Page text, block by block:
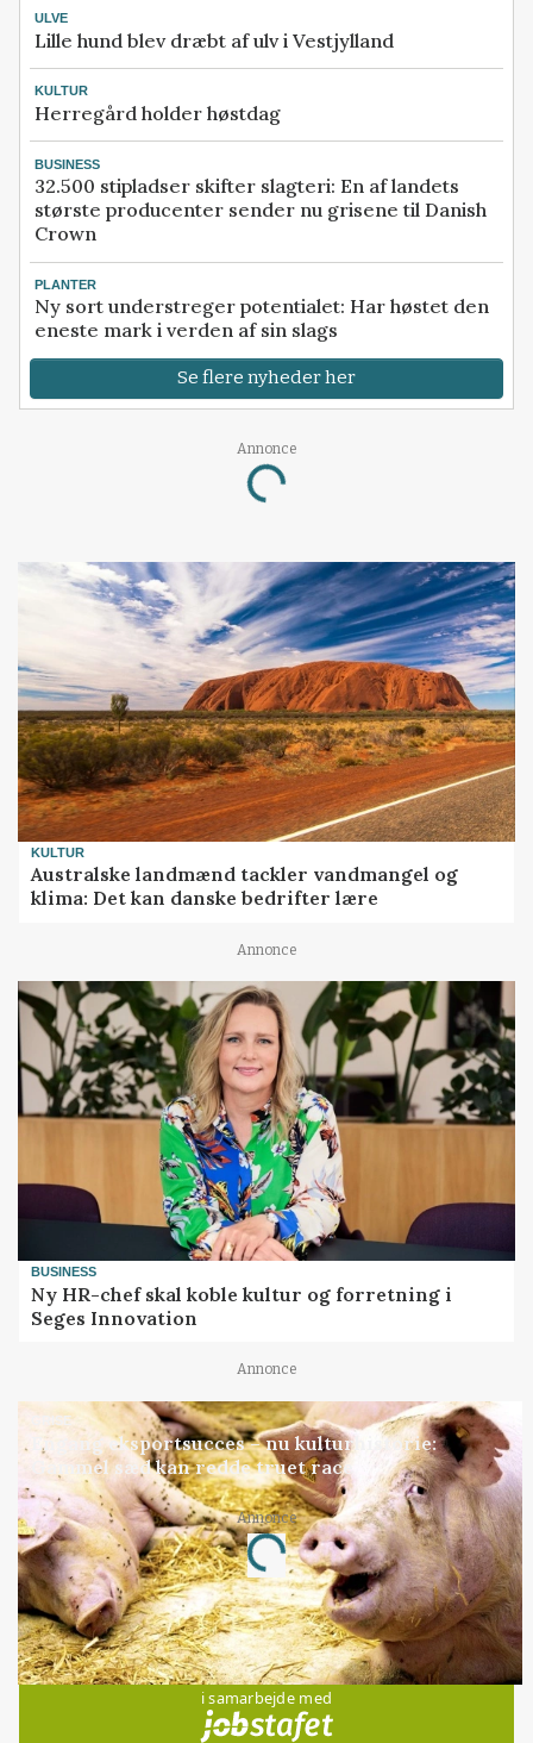
ULVE
Lille hund blev dræbt af ulv i Vestjylland
KULTUR
Herregård holder høstdag
BUSINESS
32.500 stipladser skifter slagteri: En af landets
største producenter sender nu grisene til Danish
Crown
PLANTER
Ny sort understreger potentialet: Har høstet den
eneste mark i verden af sin slags
Se flere nyheder her
Annonce
Loading...
KULTUR
Australske landmænd tackler vandmangel og
klima: Det kan danske bedrifter lære
Annonce
BUSINESS
Ny HR-chef skal koble kultur og forretning i
Seges Innovation
Annonce
GRISE
Engang eksportsucces – nu kulturhistorie:
Gammel sæd kan redde truet race
Annonce
Loading...
Jobs
i samarbejde med